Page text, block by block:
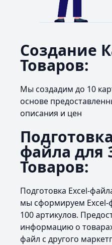
Создание
Товаров:
Мы создадим до 10
основе
описания и цен
файла для
Товаров:
Подготовка Excel-
мы сформируем Excel-
100 артикулов.
информацию о
файл с другого